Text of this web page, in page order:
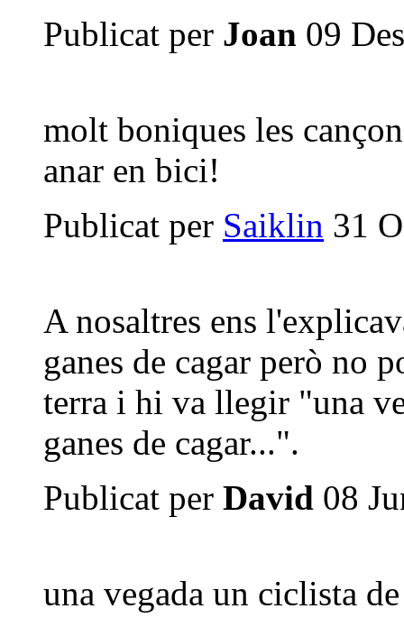
Publicat per Joan 09
molt boniques les
anar en bici!
Publicat per Saiklin 31
A nosaltres ens
ganes de cagar però no
terra i hi va llegir "una
ganes de cagar...".
Publicat per David 08
una vegada un ciclista